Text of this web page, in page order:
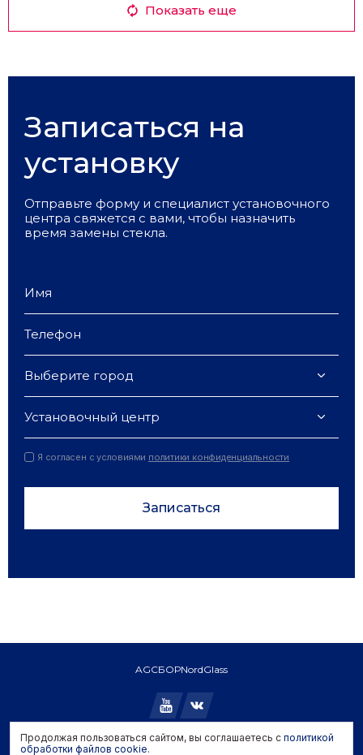
Показать еще
Записаться на
установку
Отправьте форму и специалист установочного
центра свяжется с вами, чтобы назначить
время замены стекла.
Выберите город
Установочный центр
Я согласен с условиями политики конфиденциальности
Записаться
AGCБОРNordGlass
Copyright © 2026 AGC. All rights reserved.
Продолжая пользоваться сайтом, вы соглашаетесь с политикой
обработки файлов cookie.